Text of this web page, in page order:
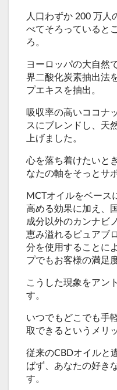
人口わずか 200 万人
べてそろっていると
ろ。
ヨーロッパの大自然
界二酸化炭素抽出法
プエキスを抽出。
吸収率の高いココナ
スにブレンドし、天
上げました。
心を落ち着けたいと
なたの軸をそっとサ
MCTオイルをベース
高める効果に加え、
成分以外のカンナビ
恵み溢れるピュアブ
分を使用することに
プでもお客様の満足
こうした現象をアン
す。
いつでもどこでも手
取できるというメリ
従来のCBDオイルと
ばず、あなたの好き
す。